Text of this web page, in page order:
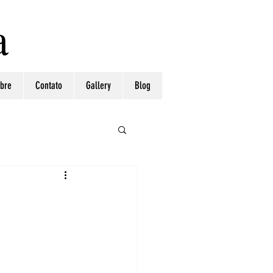
Contato Gallery Blog